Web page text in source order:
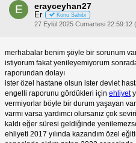
E erayceyhan27
Er Konu Sahibi
27 Eylül 2025 Cumartesi 22:59:12
merhabalar benim şöyle bir sorunum
istiyorum fakat yenileyemiyorum
raporundan dolayı
ister özel hastane olsun ister devlet
engelli raporunu gördükleri için ehliyet
vermiyorlar böyle bir durum yaşayan
varmı varsa yardımcı olursanız çok
kaldı eğer süresi geldiğinde
ehliyeti 2017 yılında kazandım özel